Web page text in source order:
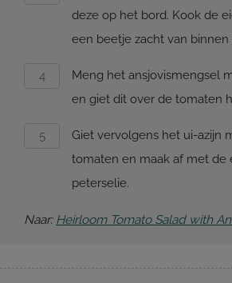
deze op het bord. Kook de
een beetje zacht van binnen
Meng het ansjovismengsel
en giet dit over de tomaten
Giet vervolgens het ui-azijn
tomaten en maak af met de
peterselie.
Naar: Heirloom Tomato Salad with